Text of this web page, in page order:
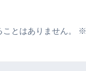
とはありません。 ※